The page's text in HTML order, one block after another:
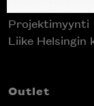
Projektimyynti
Liike Helsingin
Outlet
Inspiroidu